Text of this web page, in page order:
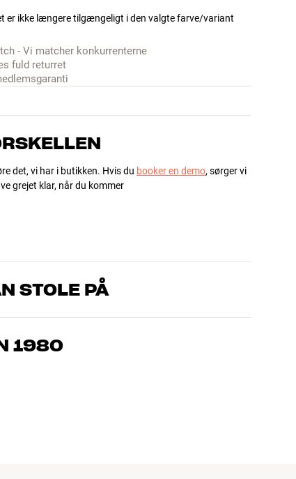
er ikke længere tilgængeligt i den valgte farve/variant
- Vi matcher konkurrenterne
fuld returret
det, vi har i butikken. Hvis du booker en demo, sørger vi
grejet klar, når du kommer
STOLE PÅ
kender produkterne og brænder for den gode lyd til både
1980